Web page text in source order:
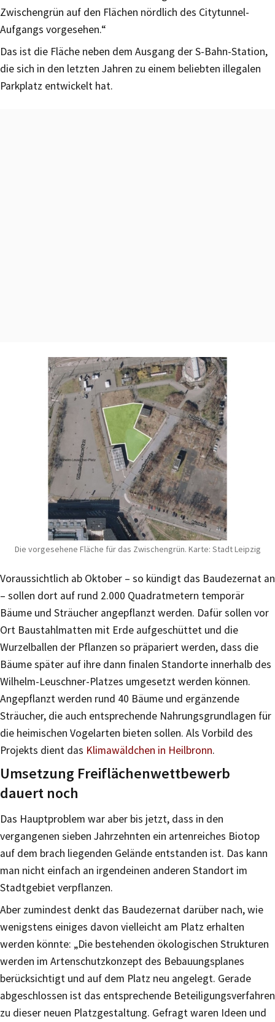
Zwischengrün auf den Flächen nördlich des Citytunnel-
Aufgangs vorgesehen.“
Das ist die Fläche neben dem Ausgang der S-Bahn-Station,
die sich in den letzten Jahren zu einem beliebten illegalen
Parkplatz entwickelt hat.
Die vorgesehene Fläche für das Zwischengrün. Karte: Stadt Leipzig
Voraussichtlich ab Oktober – so kündigt das Baudezernat an
– sollen dort auf rund 2.000 Quadratmetern temporär
Bäume und Sträucher angepflanzt werden. Dafür sollen vor
Ort Baustahlmatten mit Erde aufgeschüttet und die
Wurzelballen der Pflanzen so präpariert werden, dass die
Bäume später auf ihre dann finalen Standorte innerhalb des
Wilhelm-Leuschner-Platzes umgesetzt werden können.
Angepflanzt werden rund 40 Bäume und ergänzende
Sträucher, die auch entsprechende Nahrungsgrundlagen für
die heimischen Vogelarten bieten sollen. Als Vorbild des
Projekts dient das Klimawäldchen in Heilbronn.
Umsetzung Freiflächenwettbewerb
dauert noch
Das Hauptproblem war aber bis jetzt, dass in den
vergangenen sieben Jahrzehnten ein artenreiches Biotop
auf dem brach liegenden Gelände entstanden ist. Das kann
man nicht einfach an irgendeinen anderen Standort im
Stadtgebiet verpflanzen.
Aber zumindest denkt das Baudezernat darüber nach, wie
wenigstens einiges davon vielleicht am Platz erhalten
werden könnte: „Die bestehenden ökologischen Strukturen
werden im Artenschutzkonzept des Bebauungsplanes
berücksichtigt und auf dem Platz neu angelegt. Gerade
abgeschlossen ist das entsprechende Beteiligungsverfahren
zu dieser neuen Platzgestaltung. Gefragt waren Ideen und